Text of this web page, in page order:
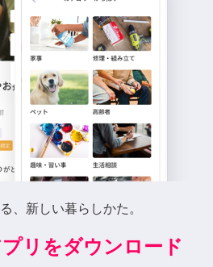
、新しい暮らしかた。
リをダウンロード